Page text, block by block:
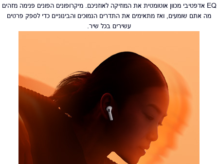
EQ אדפטיבי מכוון אוטומטית את המוזיקה לאוזניכם. מיקרופונים הפונים פנימה מזהים
מה אתם שומעים, ואז מתאימים את התדרים הנמוכים והבינוניים כדי לספק פרטים
עשירים בכל שיר.